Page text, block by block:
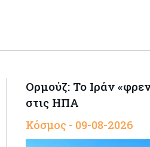
Ορμούζ: Το Ιράν
στις ΗΠΑ
Κόσμος - 09-08-2026